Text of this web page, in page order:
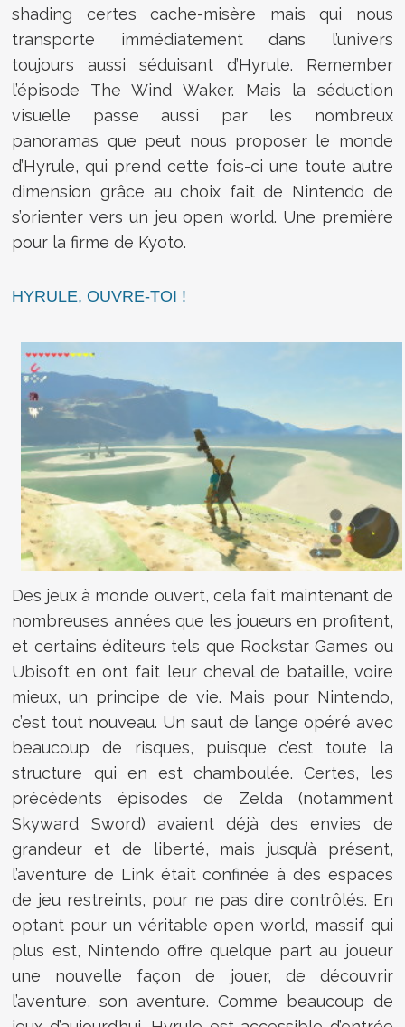
shading certes cache-misère mais qui nous
transporte immédiatement dans l’univers
toujours aussi séduisant d’Hyrule. Remember
l’épisode The Wind Waker. Mais la séduction
visuelle passe aussi par les nombreux
panoramas que peut nous proposer le monde
d’Hyrule, qui prend cette fois-ci une toute autre
dimension grâce au choix fait de Nintendo de
s’orienter vers un jeu open world. Une première
pour la firme de Kyoto.
HYRULE, OUVRE-TOI !
Des jeux à monde ouvert, cela fait maintenant de
nombreuses années que les joueurs en profitent,
et certains éditeurs tels que Rockstar Games ou
Ubisoft en ont fait leur cheval de bataille, voire
mieux, un principe de vie. Mais pour Nintendo,
c’est tout nouveau. Un saut de l’ange opéré avec
beaucoup de risques, puisque c’est toute la
structure qui en est chamboulée. Certes, les
précédents épisodes de Zelda (notamment
Skyward Sword) avaient déjà des envies de
grandeur et de liberté, mais jusqu’à présent,
l’aventure de Link était confinée à des espaces
de jeu restreints, pour ne pas dire contrôlés. En
optant pour un véritable open world, massif qui
plus est, Nintendo offre quelque part au joueur
une nouvelle façon de jouer, de découvrir
l’aventure, son aventure. Comme beaucoup de